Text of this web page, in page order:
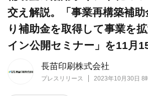
長苗印刷株式会社
プレスリリース 2023年10月30日 8
交え解説。「事業再構築補助
り補助金を取得して事業を
イン公開セミナー」を11月